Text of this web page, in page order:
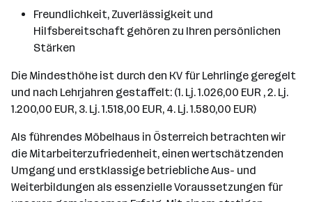
Freundlichkeit, Zuverlässigkeit und
Hilfsbereitschaft gehören zu Ihren persönlichen
Stärken
Die Mindesthöhe ist durch den KV für Lehrlinge geregelt
und nach Lehrjahren gestaffelt: (1. Lj. 1.026,00 EUR , 2. Lj.
1.200,00 EUR, 3. Lj. 1.518,00 EUR, 4. Lj. 1.580,00 EUR)
Als führendes Möbelhaus in Österreich betrachten wir
die Mitarbeiterzufriedenheit, einen wertschätzenden
Umgang und erstklassige betriebliche Aus- und
Weiterbildungen als essenzielle Voraussetzungen für